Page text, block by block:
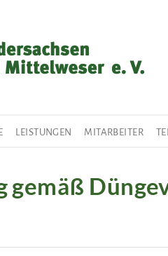
LEISTUNGEN MITARBEITER
gemäß